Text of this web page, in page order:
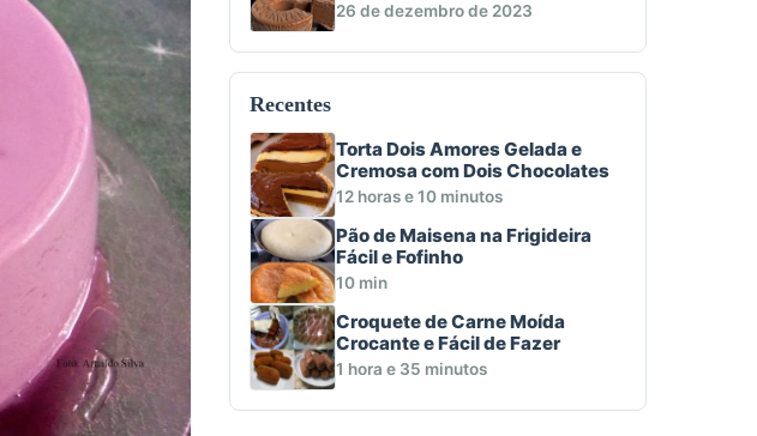
26 de dezembro de 2023
Recentes
Torta Dois Amores Gelada e
Cremosa com Dois Chocolates
12 horas e 10 minutos
Pão de Maisena na Frigideira
Fácil e Fofinho
10 min
Croquete de Carne Moída
Crocante e Fácil de Fazer
1 hora e 35 minutos